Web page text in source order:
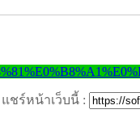
แชร์หน้าเว็บนี้ :